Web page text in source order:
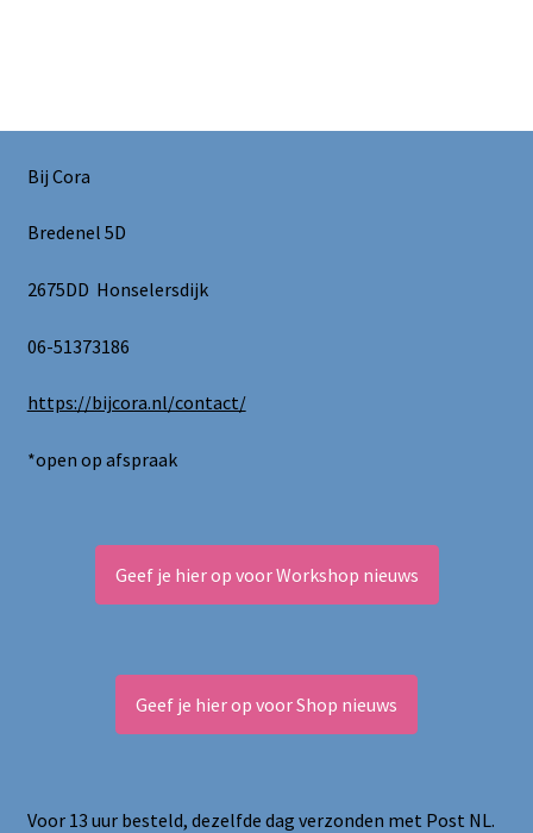
Bij Cora
Bredenel 5D
2675DD Honselersdijk
06-51373186
https://bijcora.nl/contact/
*open op afspraak
Geef je hier op voor Workshop nieuws
Geef je hier op voor Shop nieuws
Voor 13 uur besteld, dezelfde dag verzonden met Post NL.